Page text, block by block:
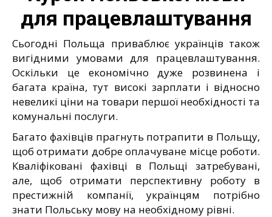
для працевлаштування
Сьогодні Польща приваблює українців також
вигідними умовами для працевлаштування.
Оскільки це економічно дуже розвинена і
багата країна, тут високі зарплати і відносно
невеликі ціни на товари першої необхідності та
комунальні послуги.
Багато фахівців прагнуть потрапити в Польщу,
щоб отримати добре оплачуване місце роботи.
Кваліфіковані фахівці в Польщі затребувані,
але, щоб отримати перспективну роботу в
престижній компанії, українцям потрібно
знати Польську мову на необхідному рівні.